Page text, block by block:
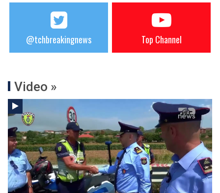
@tchbreakingnews Top Channel
Video »